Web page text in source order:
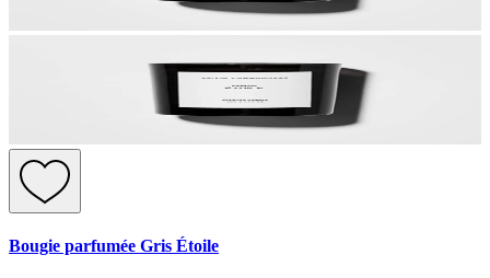
Bougie parfumée Gris Étoile